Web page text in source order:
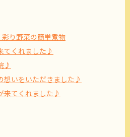
彩り野菜の簡単煮物
てくれました♪
♪
想いをいただきました♪
来てくれました♪